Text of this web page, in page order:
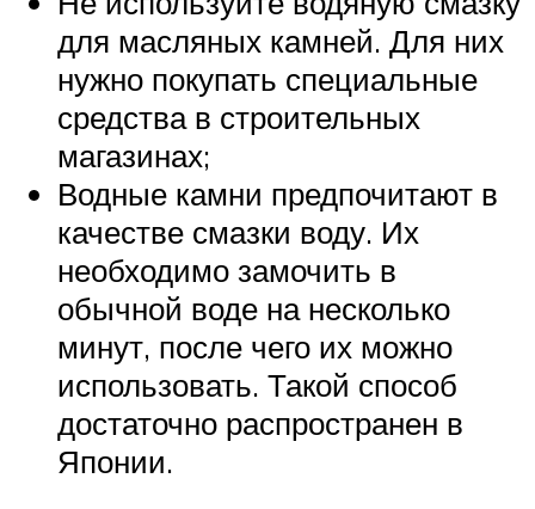
для масляных камней. Для них
нужно покупать специальные
средства в строительных
магазинах;
Водные камни предпочитают в
качестве смазки воду. Их
необходимо замочить в
обычной воде на несколько
минут, после чего их можно
использовать. Такой способ
достаточно распространен в
Японии.